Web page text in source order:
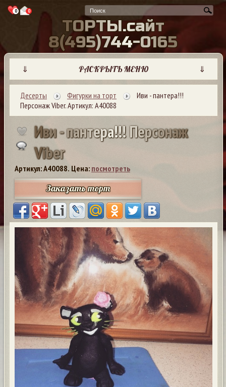
0 0
ТОРТЫ.сайт
8(495)744-0165
⇓ РАСКРЫТЬ МЕНЮ ⇓
Десерты Фигурки на торт
Иви - пантера!!!
Персонаж Viber. Артикул: А40088
Иви-пантера!!!Персонаж
Viber
Артикул: A40088. Цена: посмотреть
Заказать торт